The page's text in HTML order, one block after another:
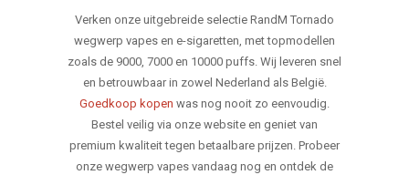
Verken onze uitgebreide selectie RandM Tornado
wegwerp vapes en e-sigaretten, met topmodellen
zoals de 9000, 7000 en 10000 puffs. Wij leveren snel
en betrouwbaar in zowel Nederland als België.
Goedkoop kopen was nog nooit zo eenvoudig.
Bestel veilig via onze website en geniet van
premium kwaliteit tegen betaalbare prijzen. Probeer
onze wegwerp vapes vandaag nog en ontdek de